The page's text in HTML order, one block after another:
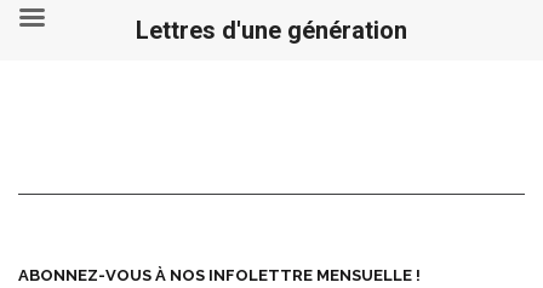
ABONNEZ-VOUS À NOS INFOLETTRE MENSUELLE !
Lettres d'une génération